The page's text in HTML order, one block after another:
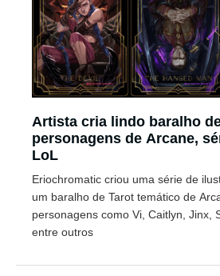
Artista cria lindo baralho
personagens de Arcane,
LoL
Eriochromatic criou uma série de
um baralho de Tarot temático de
personagens como Vi, Caitlyn, Jinx,
entre outros